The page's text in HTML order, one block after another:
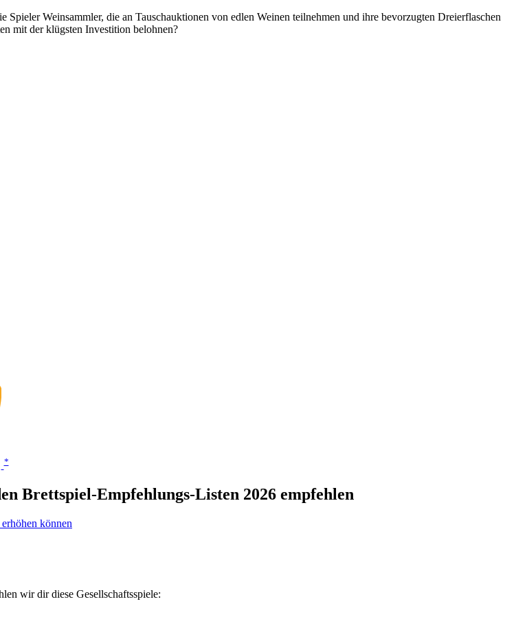
Weinsammler, die an Tauschauktionen von edlen Weinen teilnehmen und ihre bevorzugten Dreierflaschen
mit der klügsten Investition belohnen?
*
Brettspiel-Empfehlungs-Listen 2026 empfehlen
können
wir dir diese Gesellschaftsspiele: